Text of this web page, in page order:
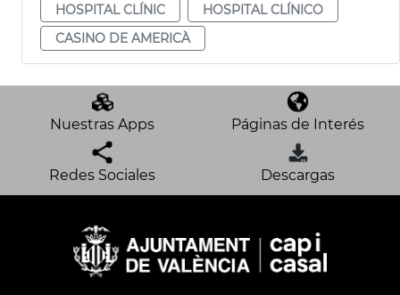
HOSPITAL CLÍNIC
HOSPITAL CLÍNICO
CASINO DE AMERICÀ
Nuestras Apps Páginas de Interés
Redes Sociales Descargas